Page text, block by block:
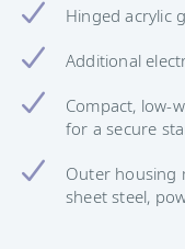
Hinged acrylic
Additional
Compact, low-
for a secure
Outer housing
sheet steel,